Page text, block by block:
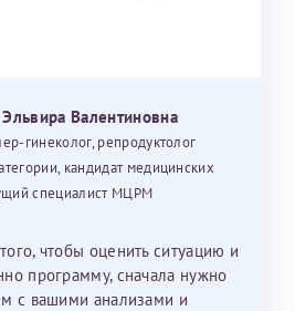
Валентиновна
гинеколог, репродуктолог
кандидат медицинских
специалист МЦРМ
чтобы оценить ситуацию и
программу, сначала нужно
с вашими анализами и